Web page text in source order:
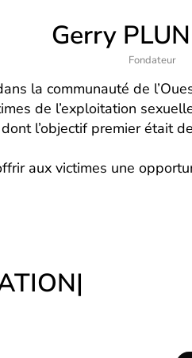
Gerry
Fondateur
la communauté de
de l’exploitation
l’objectif premier était
aux victimes une
|